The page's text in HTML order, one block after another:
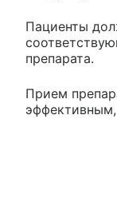
Пациенты
препарата.
Прием